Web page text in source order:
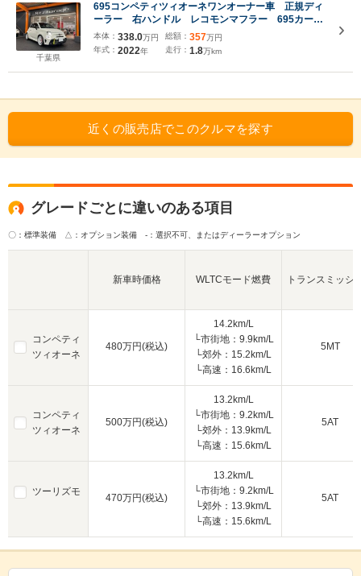
千葉県
695コンペティツィオーネワンオーナー車 正規ディ
ーラー 右ハンドル レコモンマフラー 695カーボ
ンスポーツシート 695専用17インチOZアルミ カ
ーボンミラー CarPlay アンドロイドオート 7イ
ンチディスプレイオーディオ
本体： 338.0万円
年式： 2022年
総額： 357万円
走行： 1.8万km
近くの販売店でこのクルマを探す
グレードごとに違いのある項目
〇：標準装備 △：オプション装備 -：選択不可、またはディーラーオプション
コンペティ
ツィオーネ
コンペティ
ツィオーネ
ツーリズモ
新車時価格 WLTCモード燃費 トランスミッシ
480万円(税込)
14.2km/L
└市街地：9.9km/L
└郊外：15.2km/L
└高速：16.6km/L
5MT
500万円(税込)
13.2km/L
└市街地：9.2km/L
└郊外：13.9km/L
└高速：15.6km/L
5AT
470万円(税込)
13.2km/L
└市街地：9.2km/L
└郊外：13.9km/L
└高速：15.6km/L
5AT